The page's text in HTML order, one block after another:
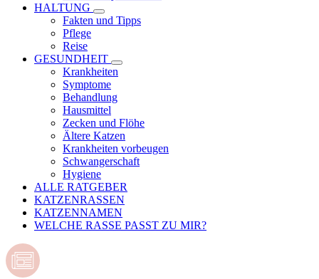
HALTUNG
Fakten und Tipps
Pflege
Reise
GESUNDHEIT
Krankheiten
Symptome
Behandlung
Hausmittel
Zecken und Flöhe
Ältere Katzen
Krankheiten vorbeugen
Schwangerschaft
Hygiene
ALLE RATGEBER
KATZENRASSEN
KATZENNAMEN
WELCHE RASSE PASST ZU MIR?